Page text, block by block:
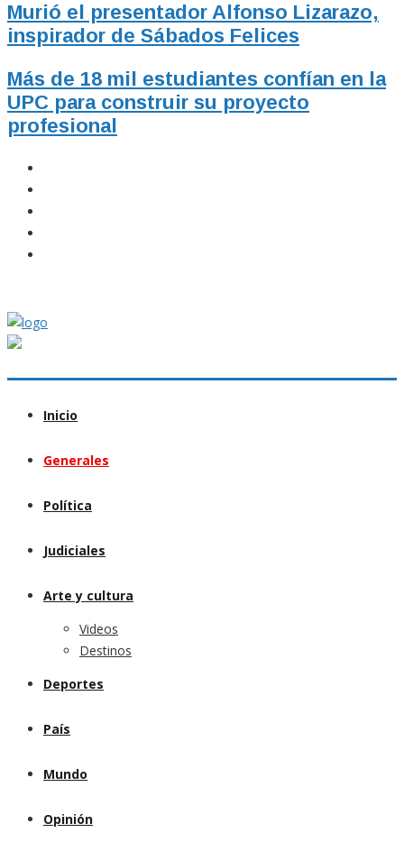
Murió el presentador Alfonso Lizarazo,
inspirador de Sábados Felices
Más de 18 mil estudiantes confían en la
UPC para construir su proyecto
profesional
Inicio
Generales
Política
Judiciales
Arte y cultura
Videos
Destinos
Deportes
País
Mundo
Opinión